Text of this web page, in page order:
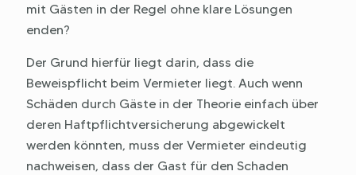
mit Gästen in der Regel ohne klare Lösungen
enden?
Der Grund hierfür liegt darin, dass die
Beweispflicht beim Vermieter liegt. Auch wenn
Schäden durch Gäste in der Theorie einfach über
deren Haftpflichtversicherung abgewickelt
werden könnten, muss der Vermieter eindeutig
nachweisen, dass der Gast für den Schaden